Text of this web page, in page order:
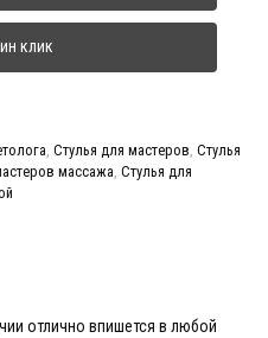
клик
Стулья для мастеров Стулья
массажа Стулья для
отлично впишется в любой